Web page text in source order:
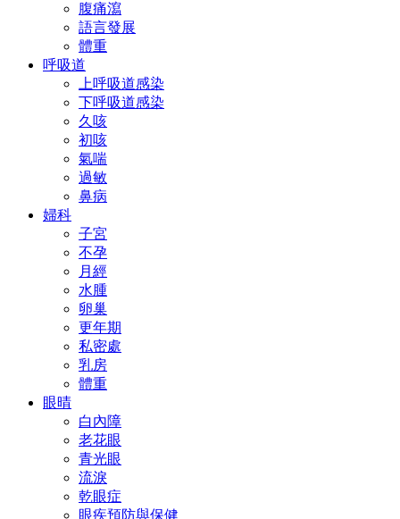
腹痛瀉
語言發展
體重
呼吸道
上呼吸道感染
下呼吸道感染
久咳
初咳
氣喘
過敏
鼻病
婦科
子宮
不孕
月經
水腫
卵巢
更年期
私密處
乳房
體重
眼晴
白內障
老花眼
青光眼
流淚
乾眼症
眼疾預防與保健